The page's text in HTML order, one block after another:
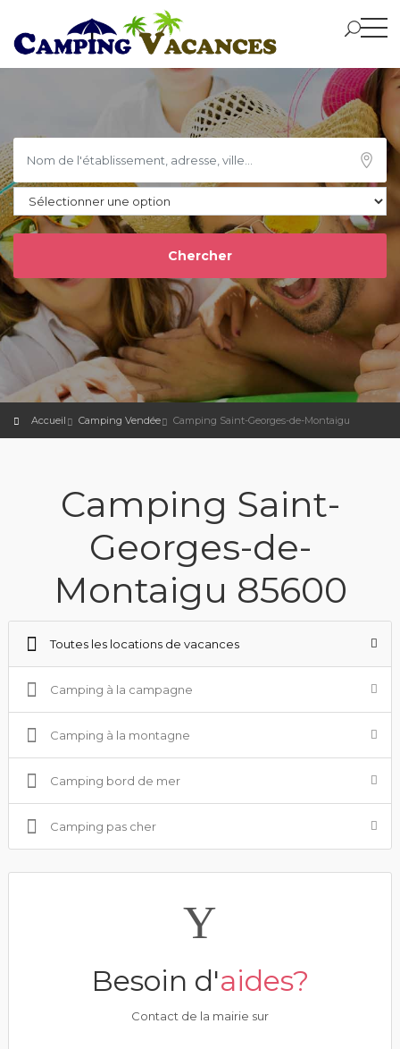
Accueil Camping Vendée Camping Saint-Georges-de-Montaigu
Camping Saint-
Georges-de-
Montaigu 85600
Toutes les locations de vacances
Camping à la campagne
Camping à la montagne
Camping bord de mer
Camping pas cher
Besoin d'aides?
Contact de la mairie sur